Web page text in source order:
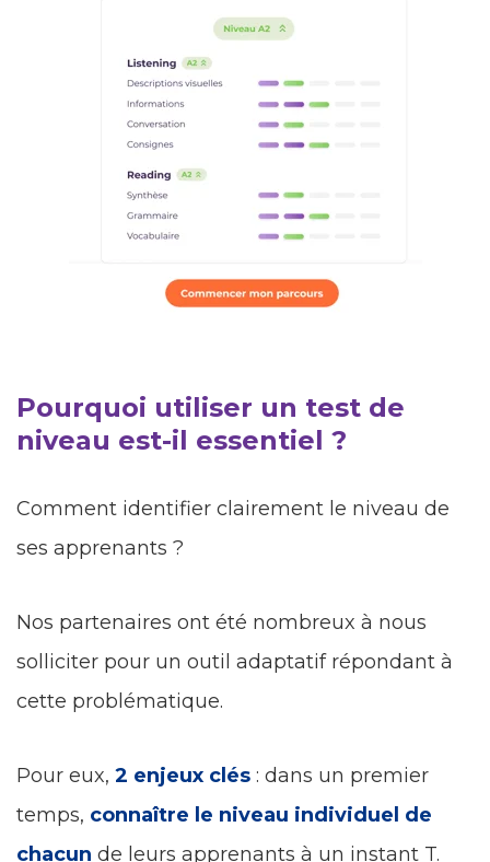
Pourquoi utiliser un test de
niveau est-il essentiel ?
Comment identifier clairement le niveau de
ses apprenants ?
Nos partenaires ont été nombreux à nous
solliciter pour un outil adaptatif répondant à
cette problématique.
Pour eux, 2 enjeux clés : dans un premier
temps, connaître le niveau individuel de
chacun de leurs apprenants à un instant T.